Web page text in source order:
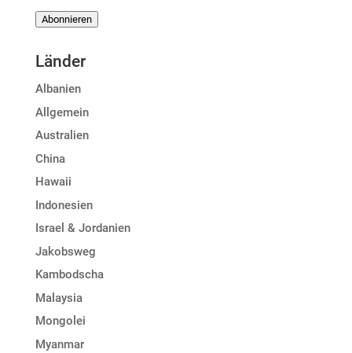
Adresse
Abonnieren
Länder
Albanien
Allgemein
Australien
China
Hawaii
Indonesien
Israel & Jordanien
Jakobsweg
Kambodscha
Malaysia
Mongolei
Myanmar